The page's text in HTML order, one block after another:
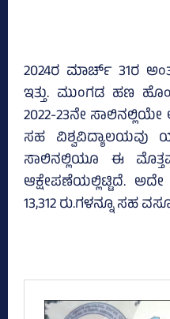
2024ರ ಮಾರ್ಚ್‌ 31ರ
ಇತ್ತು. ಮುಂಗಡ ಹಣ
2022-23ನೇ
ಸಹ ವಿಶ್ವವಿದ್ಯಾಲಯವು
ಸಾಲಿನಲ್ಲಿಯೂ ಈ
ಆಕ್ಷೇಪಣೆಯಲ್ಲಿಟ್ಟಿದೆ.
13,312 ರು.ಗಳನ್ನೂ ಸಹ